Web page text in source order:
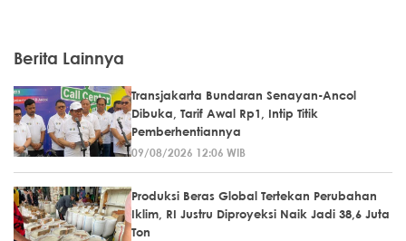
Berita Lainnya
Transjakarta Bundaran Senayan-Ancol
Dibuka, Tarif Awal Rp1, Intip Titik
Pemberhentiannya
09/08/2026 12:06 WIB
Produksi Beras Global Tertekan Perubahan
Iklim, RI Justru Diproyeksi Naik Jadi 38,6 Juta
Ton